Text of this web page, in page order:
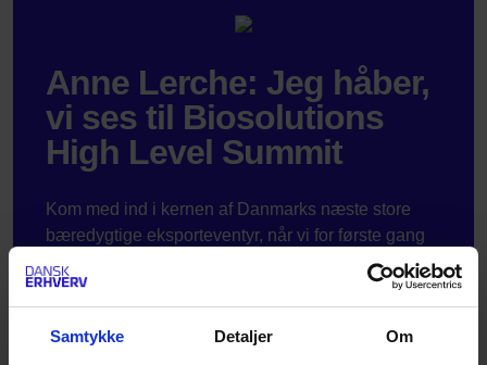
Samtykke Detaljer Om